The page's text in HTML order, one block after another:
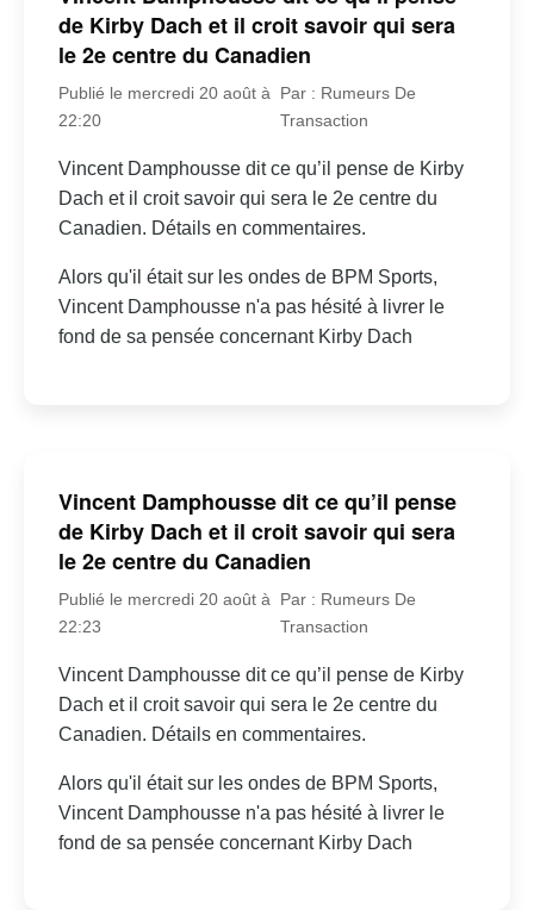
de Kirby Dach et il croit savoir qui sera
le 2e centre du Canadien
Publié le mercredi 20 août à
22:20
Par : Rumeurs De
Transaction
Vincent Damphousse dit ce qu’il pense de Kirby
Dach et il croit savoir qui sera le 2e centre du
Canadien. Détails en commentaires.
Alors qu'il était sur les ondes de BPM Sports,
Vincent Damphousse n'a pas hésité à livrer le
fond de sa pensée concernant Kirby Dach
Vincent Damphousse dit ce qu’il pense
de Kirby Dach et il croit savoir qui sera
le 2e centre du Canadien
Publié le mercredi 20 août à
22:23
Par : Rumeurs De
Transaction
Vincent Damphousse dit ce qu’il pense de Kirby
Dach et il croit savoir qui sera le 2e centre du
Canadien. Détails en commentaires.
Alors qu'il était sur les ondes de BPM Sports,
Vincent Damphousse n'a pas hésité à livrer le
fond de sa pensée concernant Kirby Dach